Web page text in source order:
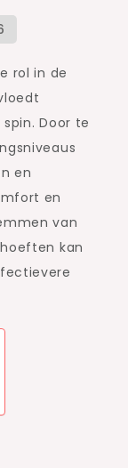
rol in de
Door te
en
en
van
kan